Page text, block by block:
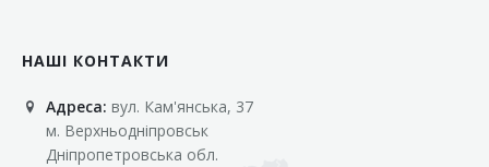
НАШІ КОНТАКТИ
Адреса: вул. Кам'янська, 37
м. Верхньодніпровськ
Дніпропетровська обл.